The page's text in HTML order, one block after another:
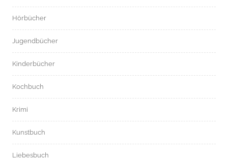
Hörbücher
Jugendbücher
Kinderbücher
Kochbuch
Krimi
Kunstbuch
Liebesbuch